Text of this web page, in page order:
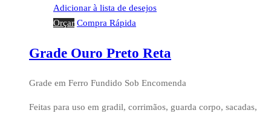
Adicionar à lista de desejos
Orçar Compra Rápida
Grade Ouro Preto Reta
Grade em Ferro Fundido Sob Encomenda
Feitas para uso em gradil, corrimãos, guarda corpo, sacadas,